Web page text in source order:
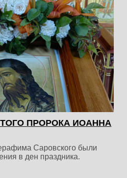
ПРОРОКА ИОАННА
Саровского были
в ден праздника.